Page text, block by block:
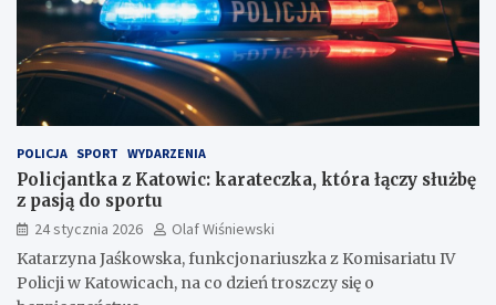
POLICJA SPORT WYDARZENIA
Policjantka z Katowic: karateczka, która łączy służbę
z pasją do sportu
24 stycznia 2026
Olaf Wiśniewski
Katarzyna Jaśkowska, funkcjonariuszka z Komisariatu IV
Policji w Katowicach, na co dzień troszczy się o